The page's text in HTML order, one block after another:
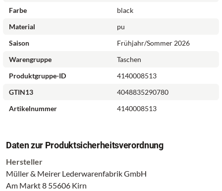
* Innenfutter aus Polyester
* ein Reißverschlussfach
Material. Ein Must-Have für jede Fashionista.
Herstellerartikelnummer: 4140008513
Farbe
black
Material
pu
Saison
Frühjahr/Sommer 2026
Warengruppe
Taschen
Produktgruppe-ID
4140008513
GTIN13
4048835290780
Artikelnummer
4140008513
Daten zur Produktsicherheitsverordnung
Hersteller
Müller & Meirer Lederwarenfabrik GmbH
Am Markt 8 55606 Kirn